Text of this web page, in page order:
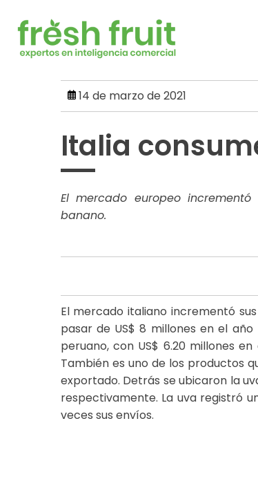
content
14 de marzo de 2021
Italia
El mercado europeo
banano.
El mercado italiano incrementó
pasar de US$ 8 millones en el
peruano, con US$ 6.20 millones
También es uno de los productos
exportado. Detrás se ubicaron la
respectivamente. La uva registró
veces sus envíos.